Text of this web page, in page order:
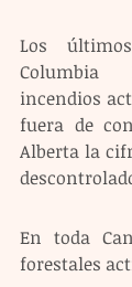
Los
incendios
fuera de
Alberta la
En toda
forestales